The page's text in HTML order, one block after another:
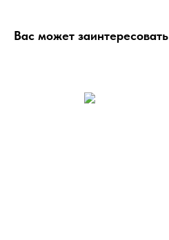
Вас может заинтересовать